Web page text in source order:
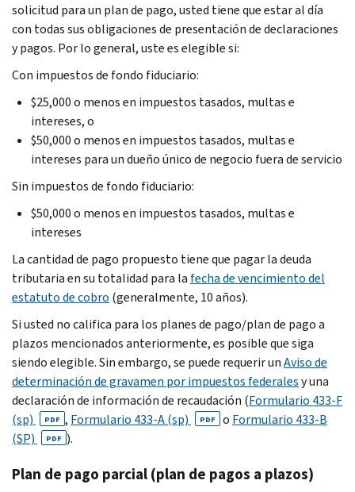
solicitud para un plan de pago, usted tiene que estar al día
con todas sus obligaciones de presentación de declaraciones
y pagos. Por lo general, uste es elegible si:
Con impuestos de fondo fiduciario:
$25,000 o menos en impuestos tasados, multas e
intereses, o
$50,000 o menos en impuestos tasados, multas e
intereses para un dueño único de negocio fuera de servicio
Sin impuestos de fondo fiduciario:
$50,000 o menos en impuestos tasados, multas e
intereses
La cantidad de pago propuesto tiene que pagar la deuda
tributaria en su totalidad para la fecha de vencimiento del
estatuto de cobro (generalmente, 10 años).
Si usted no califica para los planes de pago/plan de pago a
plazos mencionados anteriormente, es posible que siga
siendo elegible. Sin embargo, se puede requerir unAviso de
determinación de gravamen por impuestos federalesy una
declaración de información de recaudación (Formulario 433-F
(sp)
PDF , Formulario 433-A (sp) PDF o Formulario 433-B
(SP)
PDF ).
Plan de pago parcial (plan de pagos a plazos)